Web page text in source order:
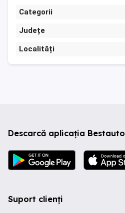
Categorii
Județe
Localități
Descarcă aplicația Bestauto
Suport clienți